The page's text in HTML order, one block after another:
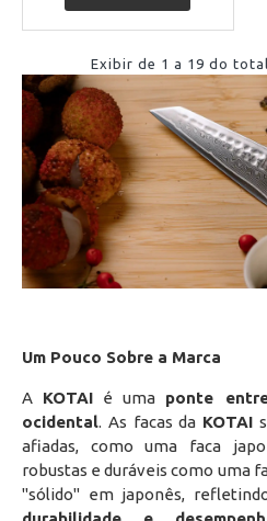
Um Pouco Sobre a Marca
A KOTAI é uma ponte
ocidental. As facas da KOTAI
afiadas, como uma faca
robustas e duráveis como uma
"sólido" em japonês,
Exibir de 1 a 19 do